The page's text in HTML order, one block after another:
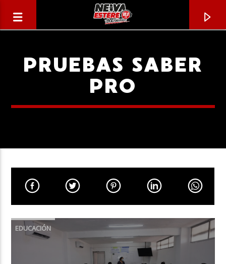
CANCIÓN ACTUAL
TÍTULO
ARTISTA
PRUEBAS SABER
PRO
EDUCACIÓN